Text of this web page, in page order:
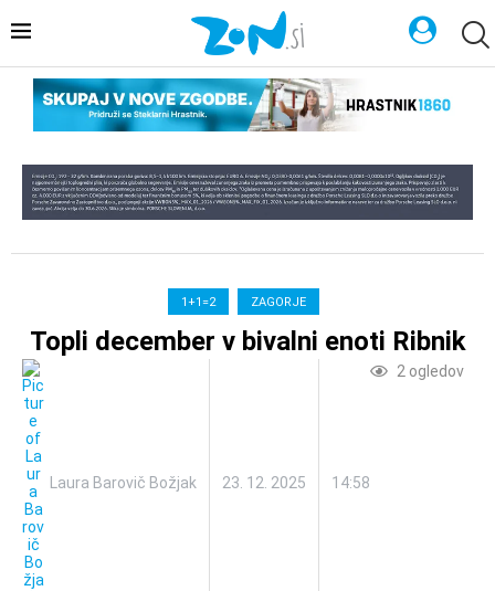
1+1=2 ZAGORJE
Topli december v bivalni enoti Ribnik
Laura Barovič Božjak 23. 12. 2025 14:58
2 ogledov